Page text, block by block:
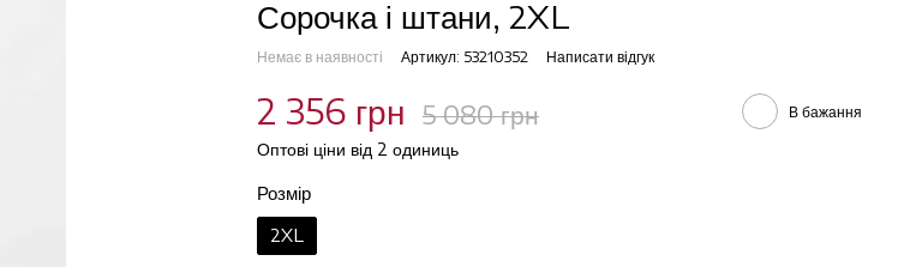
Сорочка і штани, 2XL
Немає в наявності Артикул: 53210352 Написати відгук
2 356 грн 5 080 грн В бажання
Оптові ціни від 2 одиниць
Розмір
2XL